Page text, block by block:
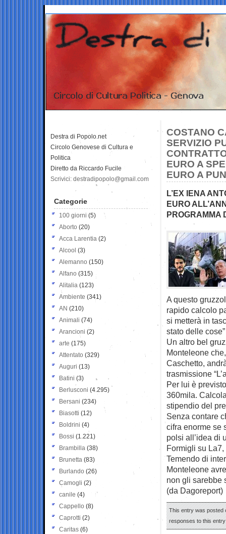
COSTANO
SERVIZIO
EURO A
EURO A
L’EX IENA
EURO
PROGRAMMA
A questo
rapido calcolo
si metterà in
stato delle
Un altro bel
Monteleone
Caschetto,
trasmissione
Per lui è
360mila.
stipendio del
Senza contare
cifra enorme se
polsi all’idea di
Formigli su
Temendo di
Monteleone
non gli sarebbe
(da Dagoreport)
This entry was posted
responses to this
Destra di Popolo.net
Circolo Genovese di Cultura e
Politica
Diretto da Riccardo Fucile
Scrivici: destradipopolo@gmail.com
Categorie
100 giorni (5)
Aborto (20)
Acca Larentia (2)
Alcool (3)
Alemanno (150)
Alfano (315)
Alitalia (123)
Ambiente (341)
AN (210)
Animali (74)
Arancioni (2)
arte (175)
Attentato (329)
Auguri (13)
Batini (3)
Berlusconi (4.295)
Bersani (234)
Biasotti (12)
Boldrini (4)
Bossi (1.221)
Brambilla (38)
Brunetta (83)
Burlando (26)
Camogli (2)
canile (4)
Cappello (8)
Caprotti (2)
Caritas (6)